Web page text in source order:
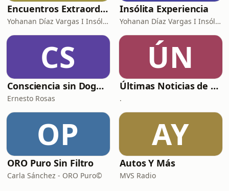
Encuentros Extraordinarios
Yohanan Díaz Vargas I Insólita Labs
Insólita Experiencia
Yohanan Díaz Vargas I Insólita Labs
CS
Consciencia sin Dogmas
Ernesto Rosas
ÚN
Últimas Noticias de El Heraldo de México
.
OP
ORO Puro Sin Filtro
Carla Sánchez - ORO Puro©
AY
Autos Y Más
MVS Radio